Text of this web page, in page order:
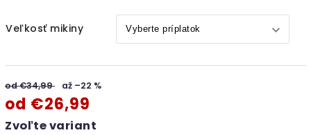
Veľkosť mikiny
od €34,99 až –22 %
od €26,99
Zvoľte variant